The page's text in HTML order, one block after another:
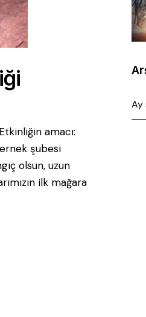
amacı:
şubesi
olsun, uzun
ilk mağara